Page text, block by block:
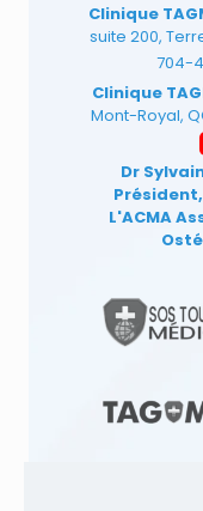
Clinique
suite 200,
704-
Clinique
Mont-Royal,
Dr
L'ACMA